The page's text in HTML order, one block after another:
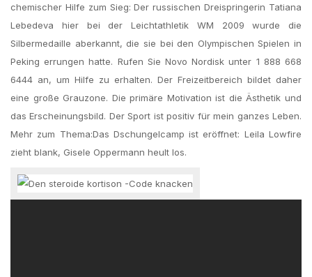
chemischer Hilfe zum Sieg: Der russischen Dreispringerin Tatiana
Lebedeva hier bei der Leichtathletik WM 2009 wurde die
Silbermedaille aberkannt, die sie bei den Olympischen Spielen in
Peking errungen hatte. Rufen Sie Novo Nordisk unter 1 888 668
6444 an, um Hilfe zu erhalten. Der Freizeitbereich bildet daher
eine große Grauzone. Die primäre Motivation ist die Ästhetik und
das Erscheinungsbild. Der Sport ist positiv für mein ganzes Leben.
Mehr zum Thema:Das Dschungelcamp ist eröffnet: Leila Lowfire
zieht blank, Gisele Oppermann heult los.